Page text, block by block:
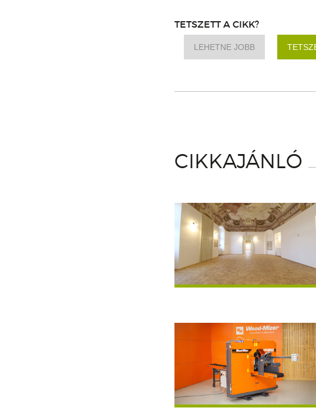
TETSZETT A CIKK?
LEHETNE JOBB
CIKKAJÁNLÓ